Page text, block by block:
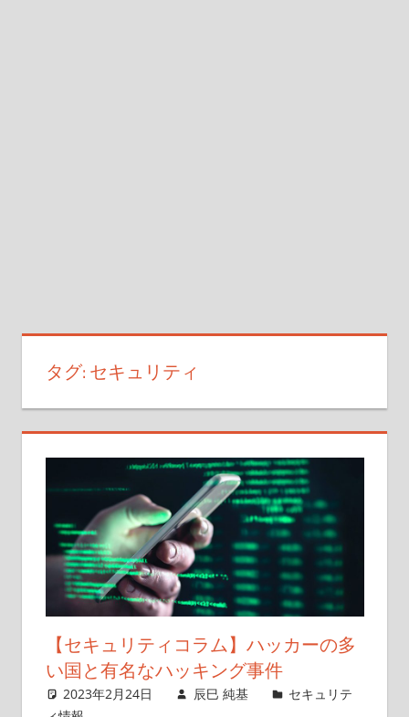
タグ:セキュリティ
【セキュリティコラム】ハッカーの多
い国と有名なハッキング事件
2023年2月24日 辰巳 純基
セキュリテ